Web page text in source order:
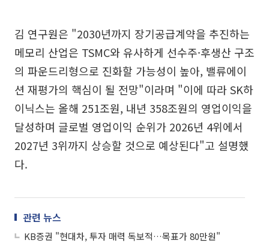
김 연구원은 "2030년까지 장기공급계약을 추진하는
메모리 산업은 TSMC와 유사하게 선수주·후생산 구조
의 파운드리형으로 진화할 가능성이 높아, 밸류에이
션 재평가의 핵심이 될 전망"이라며 "이에 따라 SK하
이닉스는 올해 251조원, 내년 358조원의 영업이익을
달성하며 글로벌 영업이익 순위가 2026년 4위에서
2027년 3위까지 상승할 것으로 예상된다"고 설명했
다.
관련 뉴스
KB증권 "현대차, 투자 매력 독보적…목표가 80만원"